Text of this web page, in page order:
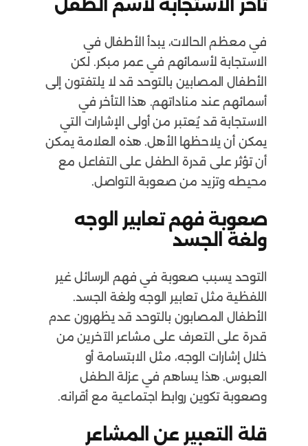
تأخر الاستجابة لاسم الطفل
في معظم الحالات، يبدأ الأطفال في
الاستجابة لأسمائهم في عمر مبكر. لكن
الأطفال المصابين بالتوحد قد لا يلتفتون إلى
أسمائهم عند مناداتهم. هذا التأخر في
الاستجابة قد يُعتبر من أولى الإشارات التي
يمكن أن يلاحظها الأهل. هذه العلامة يمكن
أن تؤثر على قدرة الطفل على التفاعل مع
محيطه وتزيد من صعوبة التواصل.
صعوبة فهم تعابير الوجه
ولغة الجسد
التوحد يسبب صعوبة في فهم الرسائل غير
اللفظية مثل تعابير الوجه ولغة الجسد.
الأطفال المصابون بالتوحد قد يظهرون عدم
قدرة على التعرف على مشاعر الآخرين من
خلال إشارات الوجه، مثل الابتسامة أو
العبوس. هذا يساهم في عزلة الطفل
وصعوبة تكوين روابط اجتماعية مع أقرانه.
قلة التعبير عن المشاعر